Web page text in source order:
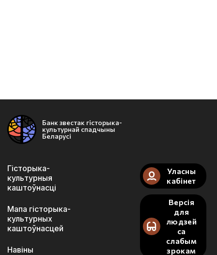
Банк звестак гісторыка-
культурнай спадчыны
Беларусі
Гісторыка-
культурныя
каштоўнасці
Мапа гісторыка-
культурных
каштоўнасцей
Навіны
Уласны
кабінет
Версія
для
людзей
са
слабым
зрокам